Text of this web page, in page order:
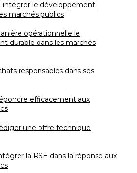
intégrer le développement
marchés publics
opérationnelle le
durable dans les marchés
responsables dans ses
efficacement aux
une offre technique
la RSE dans la réponse aux